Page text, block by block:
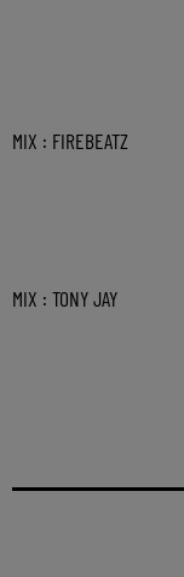
MIX : FIREBEATZ
MIX : TONY JAY